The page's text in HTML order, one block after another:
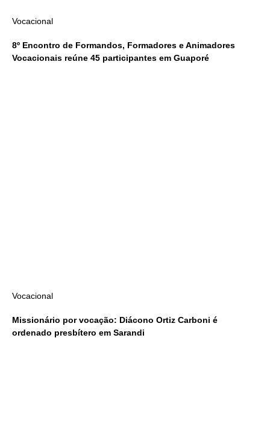
Vocacional
8º Encontro de Formandos, Formadores e Animadores
Vocacionais reúne 45 participantes em Guaporé
Vocacional
Missionário por vocação: Diácono Ortiz Carboni é
ordenado presbítero em Sarandi